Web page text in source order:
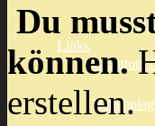
Rat 'N'
Links
Du
können.
erstellen.